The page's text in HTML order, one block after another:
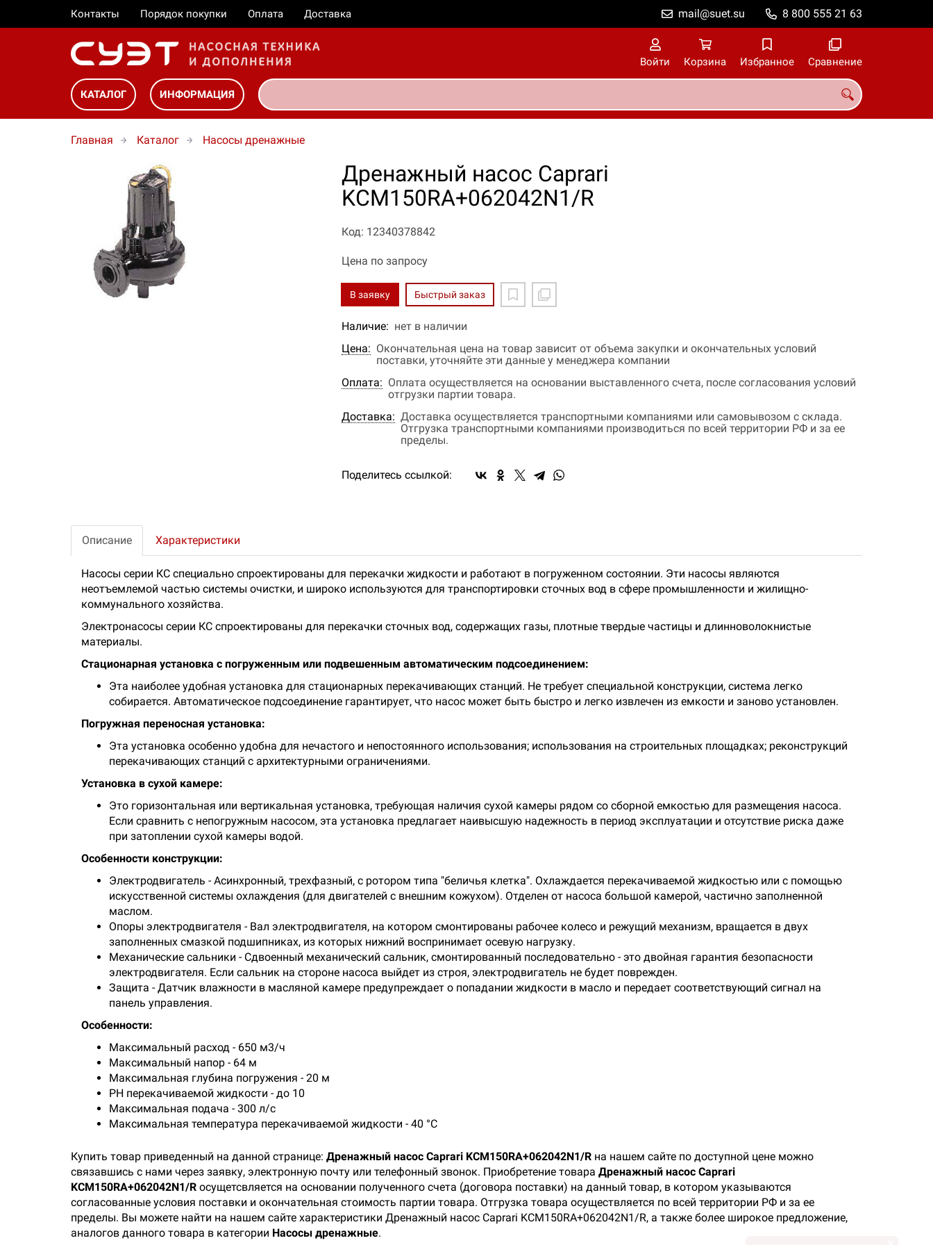
Контакты Порядок покупки Оплата Доставка 8 800 555 21 63
mail@suet.su
Войти Корзина Избранное Сравнение
КАТАЛОГ ИНФОРМАЦИЯ
Главная Каталог Насосы дренажные
Дренажный насос Caprari
KCM150RA+062042N1/R
Код: 12340378842
Цена по запросу
В заявку Быстрый заказ
Наличие: нет в наличии
Цена: Окончательная цена на товар зависит от объема закупки и окончательных условий
поставки, уточняйте эти данные у менеджера компании
Оплата: Оплата осуществляется на основании выставленного счета, после согласования условий
отгрузки партии товара.
Доставка: Доставка осуществляется транспортными компаниями или самовывозом с склада.
Отгрузка транспортными компаниями производиться по всей территории РФ и за ее
пределы.
Поделитесь ссылкой:
Описание Характеристики
Насосы серии КС специально спроектированы для перекачки жидкости и работают в погруженном состоянии. Эти насосы являются
неотъемлемой частью системы очистки, и широко используются для транспортировки сточных вод в сфере промышленности и жилищно-
коммунального хозяйства.
Электронасосы серии КС спроектированы для перекачки сточных вод, содержащих газы, плотные твердые частицы и длинноволокнистые
материалы.
Стационарная установка с погруженным или подвешенным автоматическим подсоединением:
Эта наиболее удобная установка для стационарных перекачивающих станций. Не требует специальной конструкции, система легко
собирается. Автоматическое подсоединение гарантирует, что насос может быть быстро и легко извлечен из емкости и заново установлен.
Погружная переносная установка:
Эта установка особенно удобна для нечастого и непостоянного использования; использования на строительных площадках; реконструкций
перекачивающих станций с архитектурными ограничениями.
Установка в сухой камере:
Это горизонтальная или вертикальная установка, требующая наличия сухой камеры рядом со сборной емкостью для размещения насоса.
Если сравнить с непогружным насосом, эта установка предлагает наивысшую надежность в период эксплуатации и отсутствие риска даже
при затоплении сухой камеры водой.
Особенности конструкции:
Электродвигатель - Асинхронный, трехфазный, с ротором типа "беличья клетка". Охлаждается перекачиваемой жидкостью или с помощью
искусственной системы охлаждения (для двигателей с внешним кожухом). Отделен от насоса большой камерой, частично заполненной
маслом.
Опоры электродвигателя - Вал электродвигателя, на котором смонтированы рабочее колесо и режущий механизм, вращается в двух
заполненных смазкой подшипниках, из которых нижний воспринимает осевую нагрузку.
Механические сальники - Сдвоенный механический сальник, смонтированный последовательно - это двойная гарантия безопасности
электродвигателя. Если сальник на стороне насоса выйдет из строя, электродвигатель не будет поврежден.
Защита - Датчик влажности в масляной камере предупреждает о попадании жидкости в масло и передает соответствующий сигнал на
панель управления.
Особенности:
Максимальный расход - 650 м3/ч
Максимальный напор - 64 м
Максимальная глубина погружения - 20 м
PH перекачиваемой жидкости - до 10
Максимальная подача - 300 л/с
Максимальная температура перекачиваемой жидкости - 40 °С
Купить товар приведенный на данной странице: Дренажный насос Caprari KCM150RA+062042N1/R на нашем сайте по доступной цене можно
связавшись с нами через заявку, электронную почту или телефонный звонок. Приобретение товара Дренажный насос Caprari
KCM150RA+062042N1/R осущетсвляется на основании полученного счета (договора поставки) на данный товар, в котором указываются
согласованные условия поставки и окончательная стоимость партии товара. Отгрузка товара осуществляется по всей территории РФ и за ее
пределы. Вы можете найти на нашем сайте характеристики Дренажный насос Caprari KCM150RA+062042N1/R, а также более широкое предложение,
аналогов данного товара в категории Насосы дренажные.